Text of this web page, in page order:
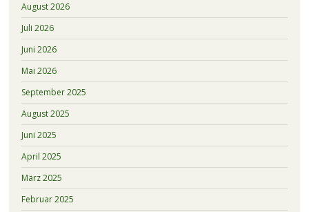
August 2026
Juli 2026
Juni 2026
Mai 2026
September 2025
August 2025
Juni 2025
April 2025
März 2025
Februar 2025